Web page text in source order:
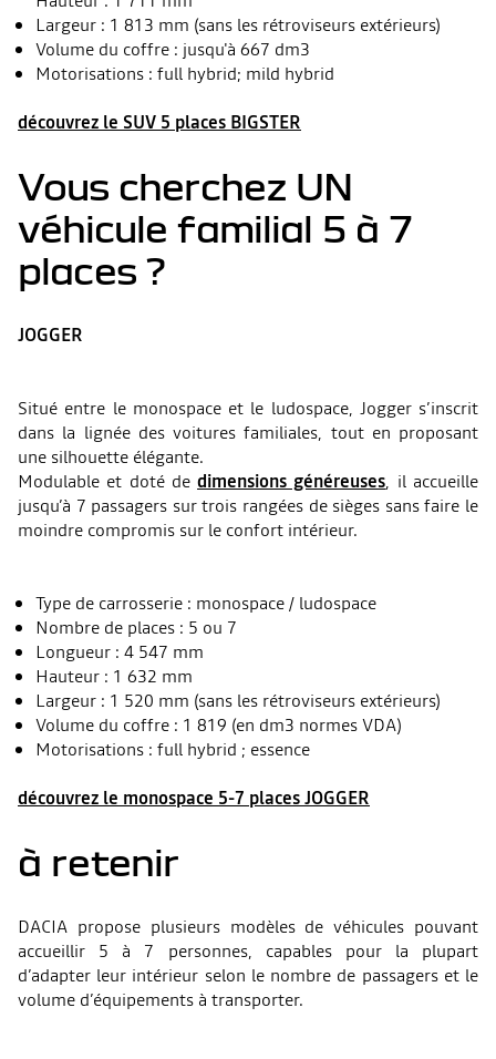
Largeur : 1 813 mm (sans les rétroviseurs extérieurs)
Volume du coffre : jusqu'à 667 dm3
Motorisations : full hybrid; mild hybrid
découvrez le SUV 5 places BIGSTER
Vous cherchez UN
véhicule familial 5 à 7
places ?
JOGGER
Situé entre le monospace et le ludospace, Jogger s’inscrit
dans la lignée des voitures familiales, tout en proposant
une silhouette élégante.
Modulable et doté dedimensions généreuses, il accueille
jusqu’à 7 passagers sur trois rangées de sièges sans faire le
moindre compromis sur le confort intérieur.
Type de carrosserie : monospace / ludospace
Nombre de places : 5 ou 7
Longueur : 4 547 mm
Hauteur : 1 632 mm
Largeur : 1 520 mm (sans les rétroviseurs extérieurs)
Volume du coffre : 1 819 (en dm3 normes VDA)
Motorisations : full hybrid ; essence
découvrez le monospace 5-7 places JOGGER
à retenir
DACIA propose plusieurs modèles de véhicules pouvant
accueillir 5 à 7 personnes, capables pour la plupart
d’adapter leur intérieur selon le nombre de passagers et le
volume d’équipements à transporter.